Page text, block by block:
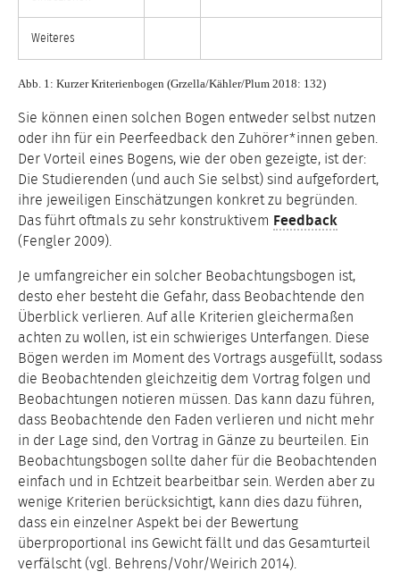
Weiteres
Abb. 1: Kurzer Kriterienbogen (Grzella/Kähler/Plum 2018: 132)
Sie können einen solchen Bogen entweder selbst nutzen
oder ihn für ein Peerfeedback den Zuhörer*innen geben.
Der Vorteil eines Bogens, wie der oben gezeigte, ist der:
Die Studierenden (und auch Sie selbst) sind aufgefordert,
ihre jeweiligen Einschätzungen konkret zu begründen.
Das führt oftmals zu sehr konstruktivem Feedback
(Fengler 2009).
Je umfangreicher ein solcher Beobachtungsbogen ist,
desto eher besteht die Gefahr, dass Beobachtende den
Überblick verlieren. Auf alle Kriterien gleichermaßen
achten zu wollen, ist ein schwieriges Unterfangen. Diese
Bögen werden im Moment des Vortrags ausgefüllt, sodass
die Beobachtenden gleichzeitig dem Vortrag folgen und
Beobachtungen notieren müssen. Das kann dazu führen,
dass Beobachtende den Faden verlieren und nicht mehr
in der Lage sind, den Vortrag in Gänze zu beurteilen. Ein
Beobachtungsbogen sollte daher für die Beobachtenden
einfach und in Echtzeit bearbeitbar sein. Werden aber zu
wenige Kriterien berücksichtigt, kann dies dazu führen,
dass ein einzelner Aspekt bei der Bewertung
überproportional ins Gewicht fällt und das Gesamturteil
verfälscht (vgl. Behrens/Vohr/Weirich 2014).